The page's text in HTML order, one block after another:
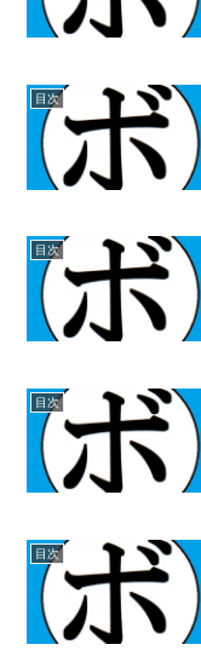
目次
目次
目次
目次